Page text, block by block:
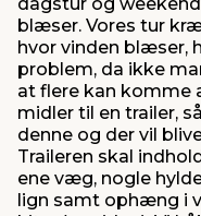
blæser. Vores tur
hvor vinden blæser,
problem, da ikke
at flere kan komme
midler til en trailer,
denne og der vil
Traileren skal
ene væg, nogle
lign samt ophæng i